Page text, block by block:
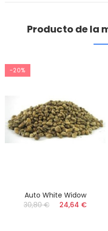
Producto de la
-20%
Auto White Widow
30,80 €
24,64 €